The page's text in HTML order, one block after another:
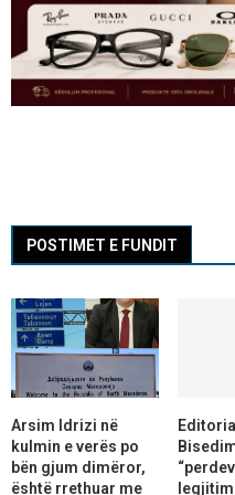
POSTIMET E FUNDIT
Arsim Idrizi në
kulmin e verës po
bën gjum dimëror,
është rrethuar me